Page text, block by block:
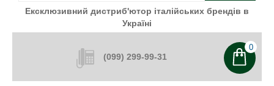
Ексклюзивний дистриб'ютор італійських брендів в
Україні
(099) 299-99-31
0